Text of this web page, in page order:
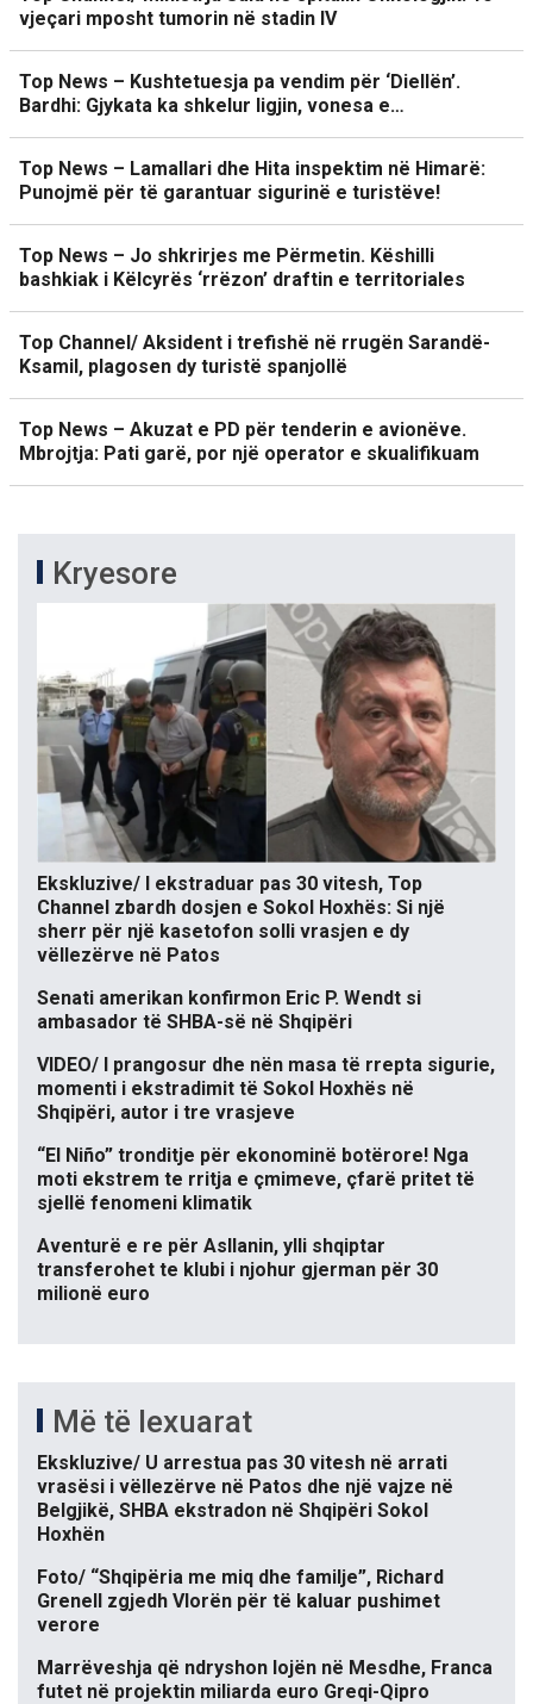
vjeçari mposht tumorin në stadin IV
Top News – Kushtetuesja pa vendim për ‘Diellën’.
Bardhi: Gjykata ka shkelur ligjin, vonesa e…
Top News – Lamallari dhe Hita inspektim në Himarë:
Punojmë për të garantuar sigurinë e turistëve!
Top News – Jo shkrirjes me Përmetin. Këshilli
bashkiak i Këlcyrës ‘rrëzon’ draftin e territoriales
Top Channel/ Aksident i trefishë në rrugën Sarandë-
Ksamil, plagosen dy turistë spanjollë
Top News – Akuzat e PD për tenderin e avionëve.
Mbrojtja: Pati garë, por një operator e skualifikuam
Kryesore
Ekskluzive/ I ekstraduar pas 30 vitesh, Top
Channel zbardh dosjen e Sokol Hoxhës: Si një
sherr për një kasetofon solli vrasjen e dy
vëllezërve në Patos
Senati amerikan konfirmon Eric P. Wendt si
ambasador të SHBA-së në Shqipëri
VIDEO/ I prangosur dhe nën masa të rrepta sigurie,
momenti i ekstradimit të Sokol Hoxhës në
Shqipëri, autor i tre vrasjeve
“El Niño” tronditje për ekonominë botërore! Nga
moti ekstrem te rritja e çmimeve, çfarë pritet të
sjellë fenomeni klimatik
Aventurë e re për Asllanin, ylli shqiptar
transferohet te klubi i njohur gjerman për 30
milionë euro
Më të lexuarat
Ekskluzive/ U arrestua pas 30 vitesh në arrati
vrasësi i vëllezërve në Patos dhe një vajze në
Belgjikë, SHBA ekstradon në Shqipëri Sokol
Hoxhën
Foto/ “Shqipëria me miq dhe familje”, Richard
Grenell zgjedh Vlorën për të kaluar pushimet
verore
Marrëveshja që ndryshon lojën në Mesdhe, Franca
futet në projektin miliarda euro Greqi-Qipro